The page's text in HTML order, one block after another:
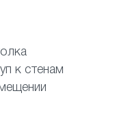
к стенам
между ее